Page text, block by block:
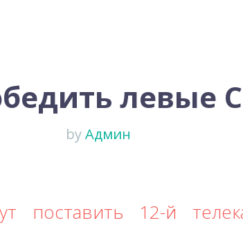
левые
byАдмин
поставить 12-й